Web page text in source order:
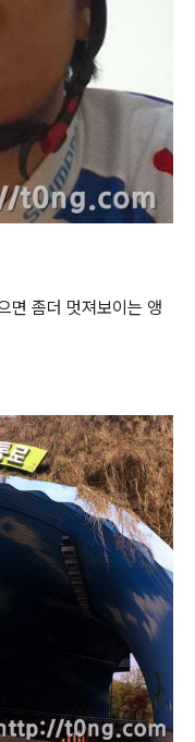
면 좀더 멋져보이는 앵